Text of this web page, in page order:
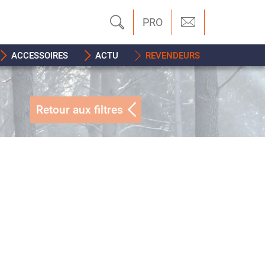
PRO
ACCESSOIRES ACTU REVENDEURS
Retour aux filtres